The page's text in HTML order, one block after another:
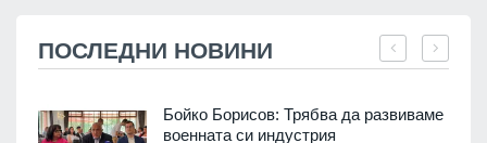
ПОСЛЕДНИ НОВИНИ
Бойко Борисов: Трябва да развиваме
военната си индустрия